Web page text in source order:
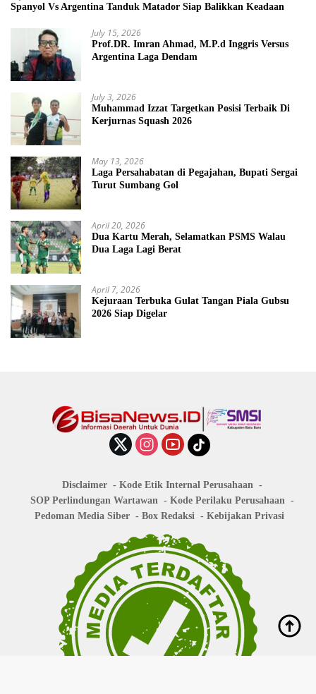
Spanyol Vs Argentina Tanduk Matador Siap Balikkan Keadaan
July 15, 2026
Prof.DR. Imran Ahmad, M.P.d Inggris Versus
Argentina Laga Dendam
July 3, 2026
Muhammad Izzat Targetkan Posisi Terbaik Di
Kerjurnas Squash 2026
May 13, 2026
Laga Persahabatan di Pegajahan, Bupati Sergai
Turut Sumbang Gol
April 20, 2026
Dua Kartu Merah, Selamatkan PSMS Walau
Dua Laga Lagi Berat
April 7, 2026
Kejuraan Terbuka Gulat Tangan Piala Gubsu
2026 Siap Digelar
Disclaimer
Kode Etik Internal Perusahaan
SOP Perlindungan Wartawan
Kode Perilaku Perusahaan
Pedoman Media Siber
Box Redaksi Kebijakan Privasi